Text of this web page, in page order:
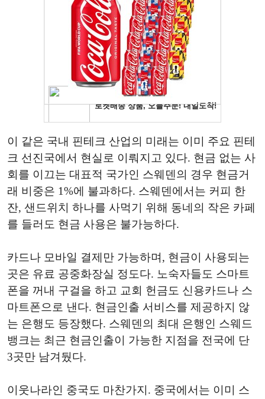
이 같은 국내 핀테크 산업의 미래는 이미 주요 핀테
크 선진국에서 현실로 이뤄지고 있다. 현금 없는 사
회를 이끄는 대표적 국가인 스웨덴의 경우 현금거
래 비중은 1%에 불과하다. 스웨덴에서는 커피 한
잔, 샌드위치 하나를 사먹기 위해 동네의 작은 카페
를 들러도 현금 사용은 불가능하다.
카드나 모바일 결제만 가능하며, 현금이 사용되는
곳은 유료 공중화장실 정도다. 노숙자들도 스마트
폰을 꺼내 구걸을 하고 교회 헌금도 신용카드나 스
마트폰으로 낸다. 현금인출 서비스를 제공하지 않
는 은행도 등장했다. 스웨덴의 최대 은행인 스웨드
뱅크는 최근 현금인출이 가능한 지점을 전국에 단
3곳만 남겨뒀다.
이웃나라인 중국도 마찬가지. 중국에서는 이미 스